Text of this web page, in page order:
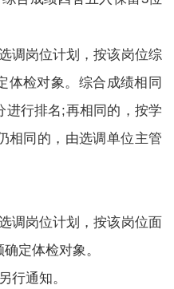
调岗位计划，按该岗位综
体检对象。综合成绩相同
进行排名;再相同的，按学
相同的，由选调单位主管
调岗位计划，按该岗位面
定体检对象。
行通知。